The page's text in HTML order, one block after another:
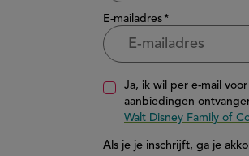
E-mailadres
Ja, ik wil per e-mail
aanbiedingen
Walt Disney Family of
Als je je inschrijft, ga je